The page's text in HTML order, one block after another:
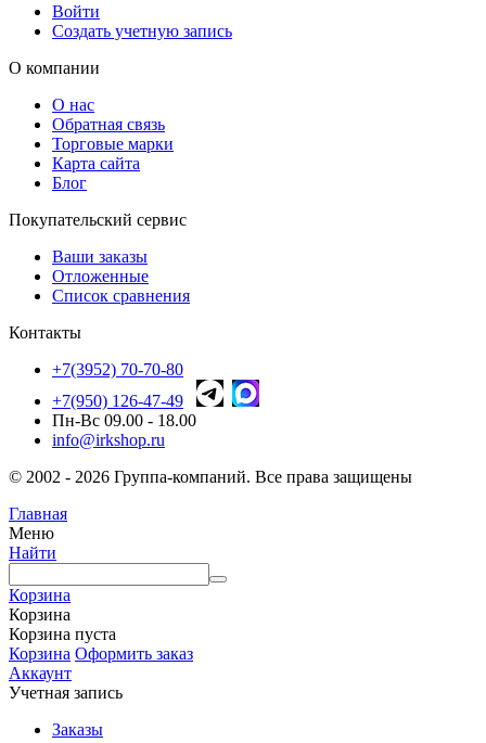
Войти
Создать учетную запись
О компании
О нас
Обратная связь
Торговые марки
Карта сайта
Блог
Покупательский сервис
Ваши заказы
Отложенные
Список сравнения
Контакты
+7(3952) 70-70-80
+7(950) 126-47-49
Пн-Вс 09.00 - 18.00
info@irkshop.ru
© 2002 - 2026 Группа-компаний. Все права защищены
Главная
Меню
Найти
Корзина
Корзина
Корзина пуста
Корзина Оформить заказ
Аккаунт
Учетная запись
Заказы